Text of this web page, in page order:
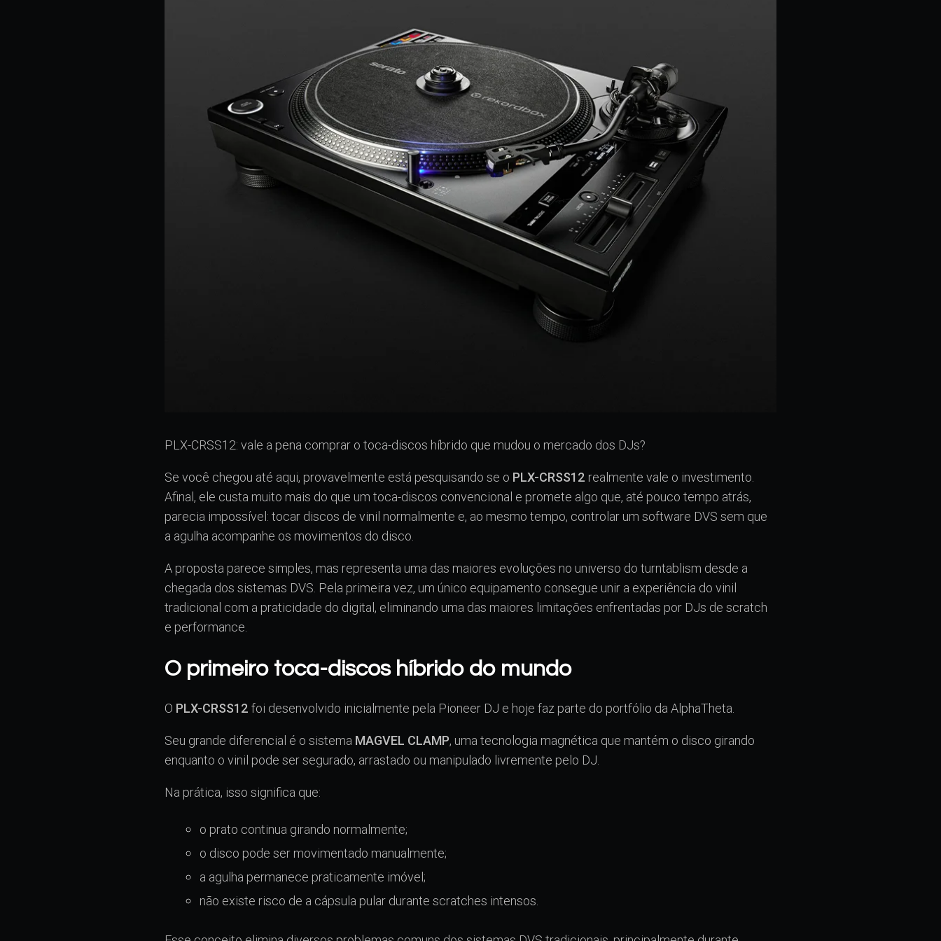
PLX-CRSS12: vale a pena comprar o toca-discos híbrido que mudou o mercado dos DJs?
Se você chegou até aqui, provavelmente está pesquisando se o PLX-CRSS12 realmente vale o investimento.
Afinal, ele custa muito mais do que um toca-discos convencional e promete algo que, até pouco tempo atrás,
parecia impossível: tocar discos de vinil normalmente e, ao mesmo tempo, controlar um software DVS sem que
a agulha acompanhe os movimentos do disco.
A proposta parece simples, mas representa uma das maiores evoluções no universo do turntablism desde a
chegada dos sistemas DVS. Pela primeira vez, um único equipamento consegue unir a experiência do vinil
tradicional com a praticidade do digital, eliminando uma das maiores limitações enfrentadas por DJs de scratch
e performance.
O primeiro toca-discos híbrido do mundo
O PLX-CRSS12 foi desenvolvido inicialmente pela Pioneer DJ e hoje faz parte do portfólio da AlphaTheta.
Seu grande diferencial é o sistema MAGVEL CLAMP, uma tecnologia magnética que mantém o disco girando
enquanto o vinil pode ser segurado, arrastado ou manipulado livremente pelo DJ.
Na prática, isso significa que:
o prato continua girando normalmente;
o disco pode ser movimentado manualmente;
a agulha permanece praticamente imóvel;
não existe risco de a cápsula pular durante scratches intensos.